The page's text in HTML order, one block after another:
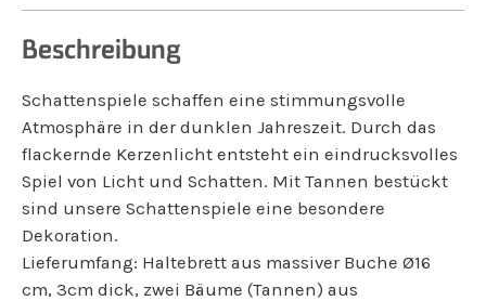
Beschreibung
Schattenspiele schaffen eine stimmungsvolle
Atmosphäre in der dunklen Jahreszeit. Durch das
flackernde Kerzenlicht entsteht ein eindrucksvolles
Spiel von Licht und Schatten. Mit Tannen bestückt
sind unsere Schattenspiele eine besondere
Dekoration.
Lieferumfang: Haltebrett aus massiver Buche Ø16
cm, 3cm dick, zwei Bäume (Tannen) aus